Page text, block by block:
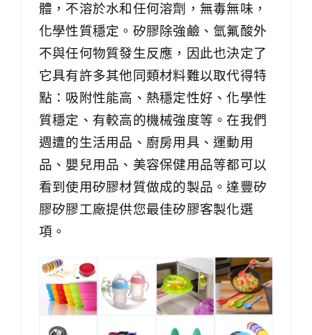
體，不溶於水和任何溶劑，無毒無味，
化學性質穩定。矽膠除強鹼、氫氟酸外
不與任何物質發生反應，因此也決定了
它具有許多其他同類材料難以取代得特
點：吸附性能高、熱穩定性好、化學性
質穩定、有較高的機械強度等。在我們
週遭的生活用品、廚房用具、運動用
品、嬰兒用品、美容保健用品等都可以
看到使用矽膠材質做成的製品。達豐矽
膠矽膠工廠提供您最佳矽膠客製化選
項。